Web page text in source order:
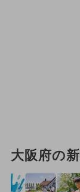
大阪府の